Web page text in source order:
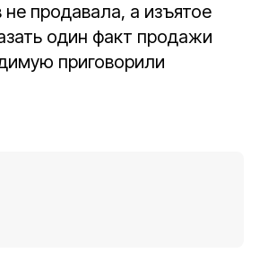
продавала, а изъятое
один факт продажи
приговорили